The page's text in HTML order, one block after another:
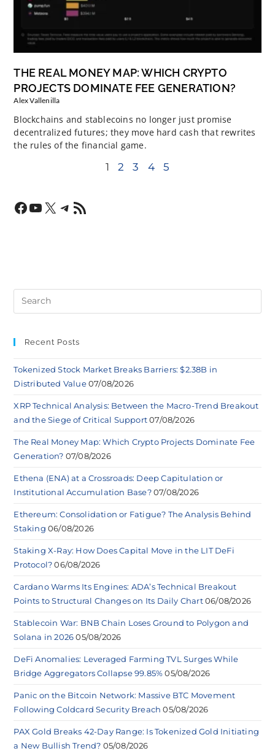
THE REAL MONEY MAP: WHICH CRYPTO
PROJECTS DOMINATE FEE GENERATION?
Alex Vallenilla
Blockchains and stablecoins no longer just promise
decentralized futures; they move hard cash that rewrites
the rules of the financial game.
1 2 3 4 5
Recent Posts
Tokenized Stock Market Breaks Barriers: $2.38B in
Distributed Value 07/08/2026
XRP Technical Analysis: Between the Macro-Trend Breakout
and the Siege of Critical Support 07/08/2026
The Real Money Map: Which Crypto Projects Dominate Fee
Generation? 07/08/2026
Ethena (ENA) at a Crossroads: Deep Capitulation or
Institutional Accumulation Base? 07/08/2026
Ethereum: Consolidation or Fatigue? The Analysis Behind
Staking 06/08/2026
Staking X-Ray: How Does Capital Move in the LIT DeFi
Protocol? 06/08/2026
Cardano Warms Its Engines: ADA’s Technical Breakout
Points to Structural Changes on Its Daily Chart 06/08/2026
Stablecoin War: BNB Chain Loses Ground to Polygon and
Solana in 2026 05/08/2026
DeFi Anomalies: Leveraged Farming TVL Surges While
Bridge Aggregators Collapse 99.85% 05/08/2026
Panic on the Bitcoin Network: Massive BTC Movement
Following Coldcard Security Breach 05/08/2026
PAX Gold Breaks 42-Day Range: Is Tokenized Gold Initiating
a New Bullish Trend? 05/08/2026